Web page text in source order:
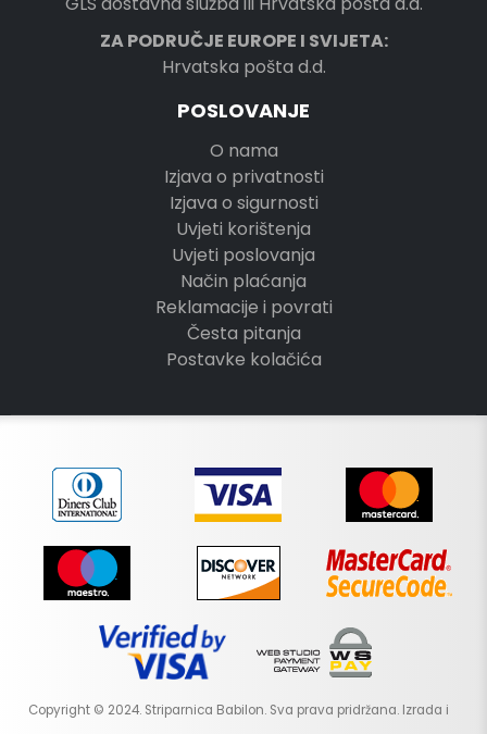
ZA PODRUČJE EUROPE I SVIJETA:
Hrvatska pošta d.d.
POSLOVANJE
O nama
Izjava o privatnosti
Izjava o sigurnosti
Uvjeti korištenja
Uvjeti poslovanja
Način plaćanja
Reklamacije i povrati
Česta pitanja
Postavke kolačića
Copyright © 2024. Striparnica Babilon. Sva prava pridržana. Izrada i